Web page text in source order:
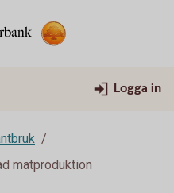
Logga in
matproduktion